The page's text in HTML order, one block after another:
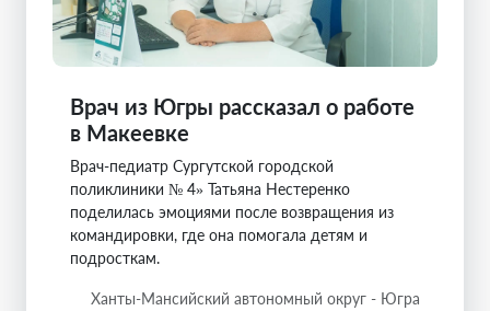
Врач из Югры рассказал о работе
в Макеевке
Врач-педиатр Сургутской городской
поликлиники № 4» Татьяна Нестеренко
поделилась эмоциями после возвращения из
командировки, где она помогала детям и
подросткам.
Ханты-Мансийский автономный округ - Югра